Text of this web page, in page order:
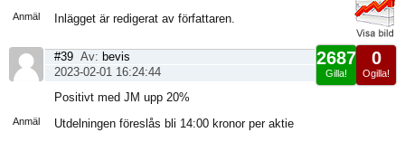
Anmäl
Inlägget är redigerat av författaren.
Anmäl
0
Ogilla!
2687
Gilla!
#39 Av: bevis
2023-02-01 16:24:44
Positivt med JM upp 20%
Utdelningen föreslås bli 14:00 kronor per aktie